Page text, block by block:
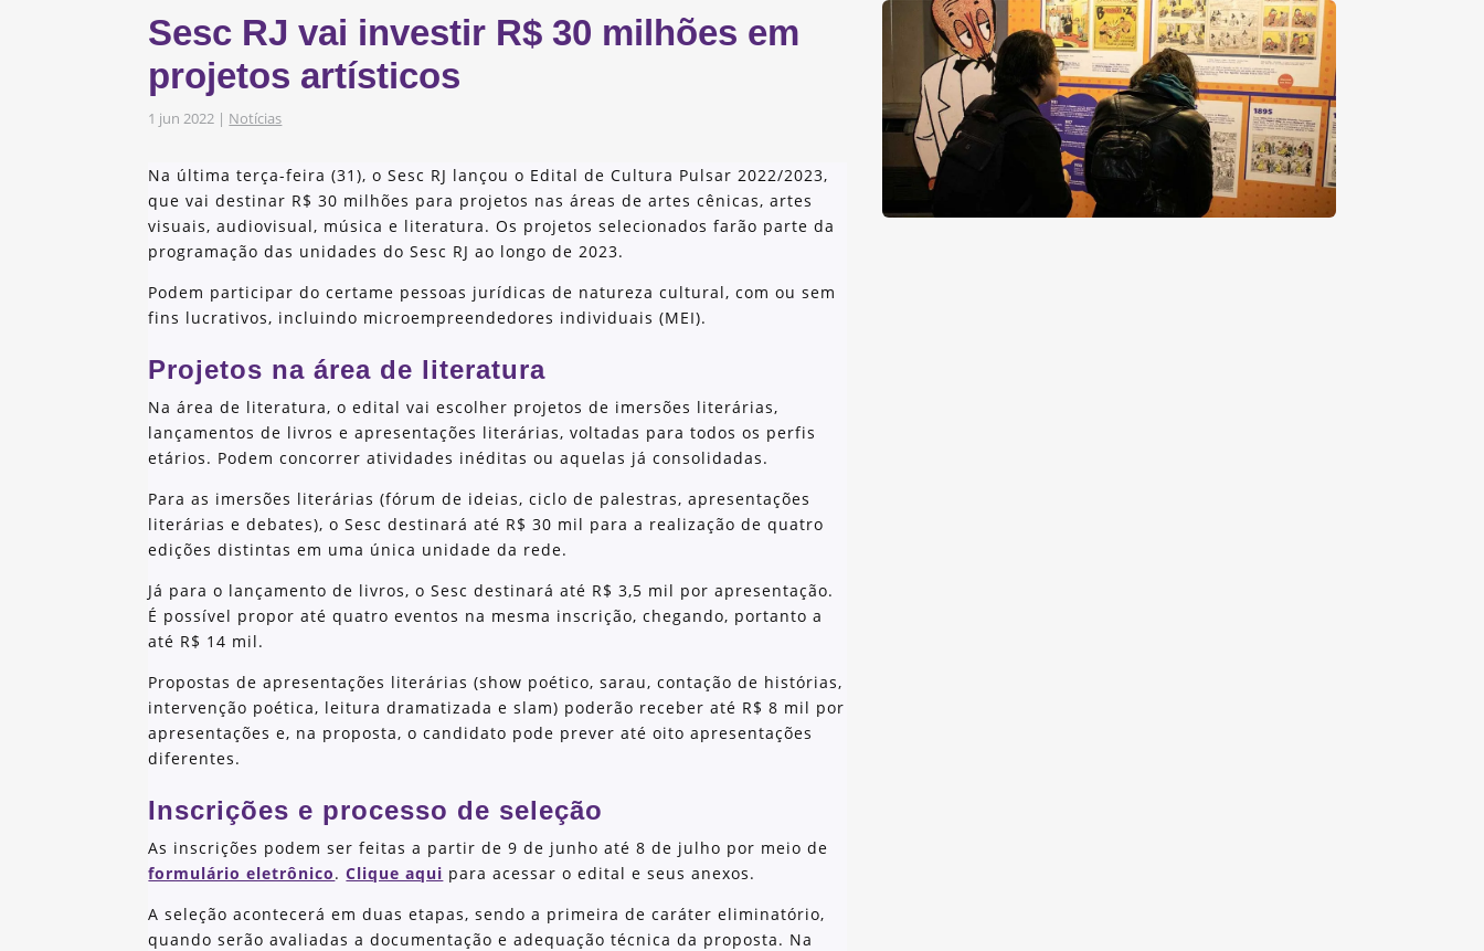
Sesc RJ vai investir R$ 30 milhões em
projetos artísticos
1 jun 2022 | Notícias
Na última terça-feira (31), o Sesc RJ lançou o Edital de Cultura Pulsar 2022/2023,
que vai destinar R$ 30 milhões para projetos nas áreas de artes cênicas, artes
visuais, audiovisual, música e literatura. Os projetos selecionados farão parte da
programação das unidades do Sesc RJ ao longo de 2023.
Podem participar do certame pessoas jurídicas de natureza cultural, com ou sem
fins lucrativos, incluindo microempreendedores individuais (MEI).
Projetos na área de literatura
Na área de literatura, o edital vai escolher projetos de imersões literárias,
lançamentos de livros e apresentações literárias, voltadas para todos os perfis
etários. Podem concorrer atividades inéditas ou aquelas já consolidadas.
Para as imersões literárias (fórum de ideias, ciclo de palestras, apresentações
literárias e debates), o Sesc destinará até R$ 30 mil para a realização de quatro
edições distintas em uma única unidade da rede.
Já para o lançamento de livros, o Sesc destinará até R$ 3,5 mil por apresentação.
É possível propor até quatro eventos na mesma inscrição, chegando, portanto a
até R$ 14 mil.
Propostas de apresentações literárias (show poético, sarau, contação de histórias,
intervenção poética, leitura dramatizada e slam) poderão receber até R$ 8 mil por
apresentações e, na proposta, o candidato pode prever até oito apresentações
diferentes.
Inscrições e processo de seleção
As inscrições podem ser feitas a partir de 9 de junho até 8 de julho por meio de
formulário eletrônico.Clique aqui para acessar o edital e seus anexos.
A seleção acontecerá em duas etapas, sendo a primeira de caráter eliminatório,
quando serão avaliadas a documentação e adequação técnica da proposta. Na